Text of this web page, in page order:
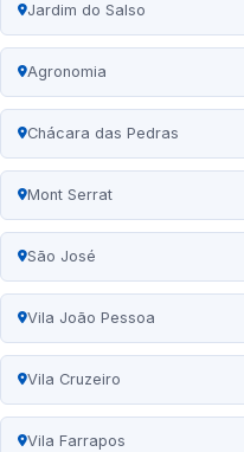
Jardim do Salso
Agronomia
Chácara das Pedras
Mont Serrat
São José
Vila João Pessoa
Vila Cruzeiro
Vila Farrapos